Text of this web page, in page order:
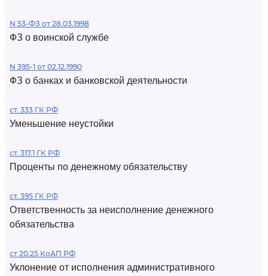
N 53-ФЗ от 28.03.1998
ФЗ о воинской службе
N 395-1 от 02.12.1990
ФЗ о банках и банковской деятельности
ст. 333 ГК РФ
Уменьшение неустойки
ст. 317.1 ГК РФ
Проценты по денежному обязательству
ст. 395 ГК РФ
Ответственность за неисполнение денежного
обязательства
ст 20.25 КоАП РФ
Уклонение от исполнения административного